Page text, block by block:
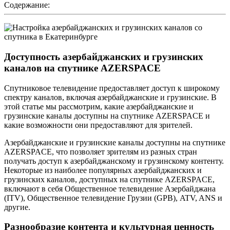
Содержание:
Доступность азербайджанских и грузинских
каналов на спутнике AZERSPACE
Спутниковое телевидение предоставляет доступ к широкому
спектру каналов, включая азербайджанские и грузинские. В
этой статье мы рассмотрим, какие азербайджанские и
грузинские каналы доступны на спутнике AZERSPACE и
какие возможности они предоставляют для зрителей.
Азербайджанские и грузинские каналы доступны на спутнике
AZERSPACE, что позволяет зрителям из разных стран
получать доступ к азербайджанскому и грузинскому контенту.
Некоторые из наиболее популярных азербайджанских и
грузинских каналов, доступных на спутнике AZERSPACE,
включают в себя Общественное телевидение Азербайджана
(ITV), Общественное телевидение Грузии (GPB), ATV, ANS и
другие.
Разнообразие контента и культурная ценность